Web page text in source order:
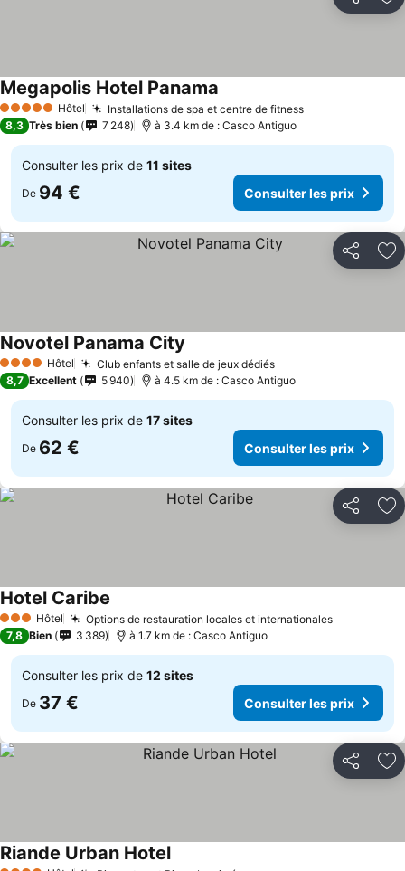
Partager
5 Étoiles Hôtel Installations de spa et centre de fitnessConsulter les
Megapolis Hotel Panama
8,3 Très bien 7 248 à 3.4 km de : Casco Antiguo
Consulter les prix de 11 sites
De 94 € Consulter les prix
Partager
4 Étoiles Hôtel Club enfants et salle de jeux dédiésConsulter les prix
Novotel Panama City
8,7 Excellent 5 940 à 4.5 km de : Casco Antiguo
Consulter les prix de 17 sites
De 62 € Consulter les prix
Partager
3 ÉtoilesHôtel Options de restauration locales et internationalesConsulter
Hotel Caribe
7,8 Bien 3 389 à 1.7 km de : Casco Antiguo
Consulter les prix de 12 sites
De 37 € Consulter les prix
Partager
Riande Urban HotelConsulter les prix